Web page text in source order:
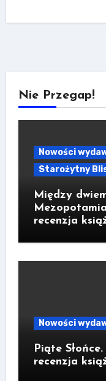
Nie Przegap!
Nowości
Starożytny
Między
recenzja
Nowości
Piąte
recenzja